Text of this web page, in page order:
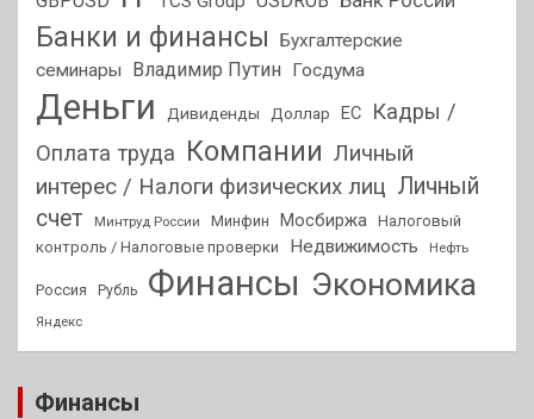
Банки и финансы
Бухгалтерские
семинары
Владимир Путин Госдума
Деньги Дивиденды Доллар ЕС
Кадры /
Оплата труда Компании Личный
интерес / Налоги физических лиц Личный
счет
Минтруд России Минфин Мосбиржа Налоговый
контроль / Налоговые проверки
Недвижимость Нефть
Россия Рубль Финансы Экономика
Яндекс
Финансы